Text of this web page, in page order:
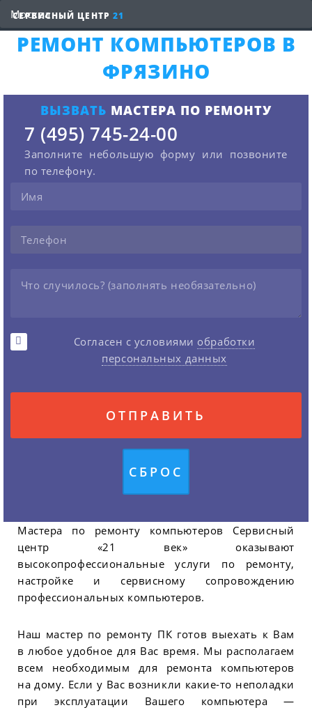
СЕРВИСНЫЙ ЦЕНТР 21
РЕМОНТ КОМПЬЮТЕРОВ В
ФРЯЗИНО
ВЫЗВАТЬ МАСТЕРА ПО РЕМОНТУ
7 (495) 745-24-00
Заполните небольшую форму или позвоните
по телефону.
Согласен с условиями обработки
персональных данных
Мастера по ремонту компьютеров Сервисный
центр «21 век» оказывают
высокопрофессиональные услуги по ремонту,
настройке и сервисному сопровождению
профессиональных компьютеров.
Наш мастер по ремонту ПК готов выехать к Вам
в любое удобное для Вас время. Мы располагаем
всем необходимым для ремонта компьютеров
на дому. Если у Вас возникли какие-то неполадки
при эксплуатации Вашего компьютера —